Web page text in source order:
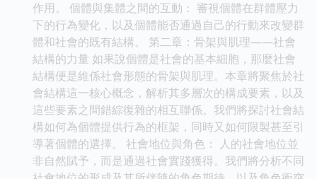
作用。 個體與集體之間的互動： 審視個體在群體壓力
下的行為變化，以及個體能否通過自己的行動來改變群
體和社會的既有結構。 第二章：骨架與肌理——社會
結構的力量 如果說個體是社會的基本細胞，那麼社會
結構便是維係社會形態的骨架與肌理。本章將聚焦於社
會結構這一核心概念，解析其多層次的構成要素，以及
這些要素之間錯綜復雜的相互聯係。我們將探討社會結
構如何為個體提供行為的框架，同時又如何限製甚至引
導著個體的選擇。 社會地位與角色： 人的社會地位並
非自然賦予，而是通過社會實踐獲得。我們將分析不同